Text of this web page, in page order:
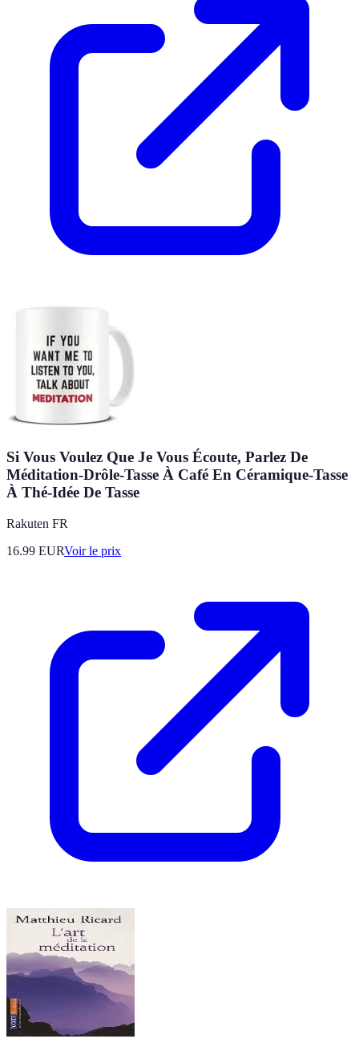
Si Vous Voulez Que Je Vous Écoute, Parlez De
Méditation-Drôle-Tasse À Café En Céramique-Tasse
À Thé-Idée De Tasse
Rakuten FR
16.99 EURVoir le prix